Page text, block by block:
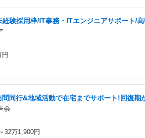
経験採用枠/IT事務・ITエンジニアサポート/
円
同行&地域活動で在宅までサポート!回復期
会
32万1,900円